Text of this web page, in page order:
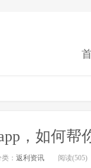
，如何帮
： 返利资讯 阅读(505)